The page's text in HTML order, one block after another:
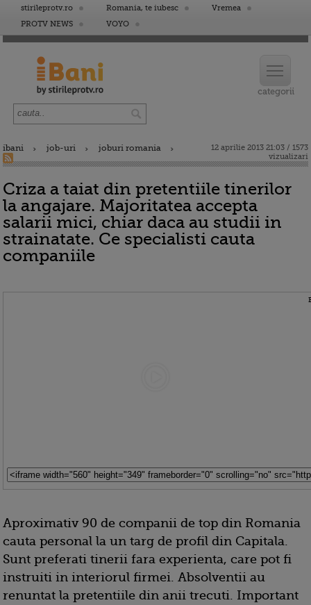
stirileprotv.ro Romania, te iubesc
Vremea
PROTV NEWS
VOYO
ibani job-uri joburi romania
12 aprilie 2013 21:03 / 1573
vizualizari
Criza a taiat din pretentiile tinerilor
la angajare. Majoritatea accepta
salarii mici, chiar daca au studii in
strainatate. Ce specialisti cauta
companiile
Aproximativ 90 de companii de top din Romania
cauta personal la un targ de profil din Capitala.
Sunt preferati tinerii fara experienta, care pot fi
instruiti in interiorul firmei. Absolventii au
renuntat la pretentiile din anii trecuti. Important